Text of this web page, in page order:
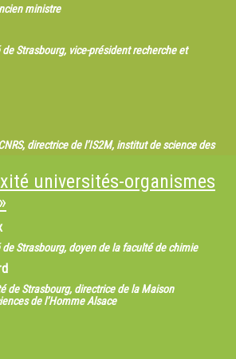
ministre
Strasbourg, vice-président recherche et
directrice de l’IS2M, institut de science des
universités-organismes
de Strasbourg, doyen de la faculté de chimie
de Strasbourg, directrice de la Maison
de l’Homme Alsace